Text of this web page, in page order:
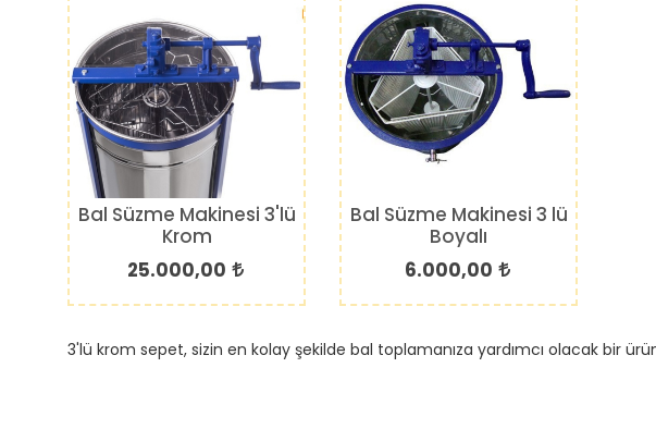
Bal Süzme Makinesi 3'lü
Krom
25.000,00
Bal Süzme Makinesi 3 lü
Boyalı
6.000,00
3'lü krom sepet, sizin en kolay şekilde bal toplamanıza yardımcı olacak bir